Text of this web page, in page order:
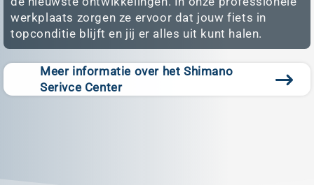
werkplaats zorgen ze ervoor dat jouw fiets in
topconditie blijft en jij er alles uit kunt halen.
Meer informatie over het Shimano
Serivce Center